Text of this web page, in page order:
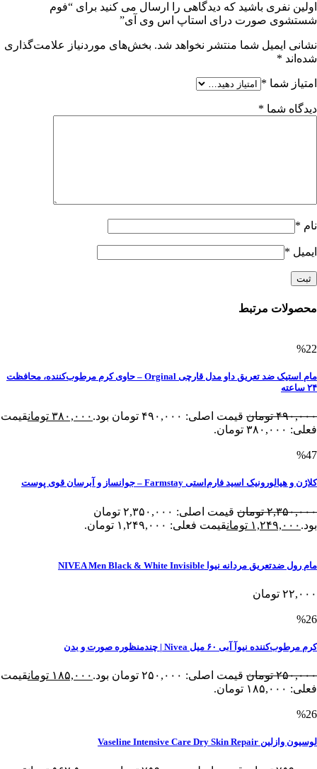
اولین نفری باشید که دیدگاهی را ارسال می کنید برای “فوم
شستشوی صورت درای استاپ اس وی آی”
نشانی ایمیل شما منتشر نخواهد شد. بخش‌های موردنیاز علامت‌گذاری
شده‌اند *
امتیاز شما *
دیدگاه شما *
نام *
ایمیل *
محصولات مرتبط
%22
مام استیک ضد تعریق داو مدل قارچی Orginal – حاوی کرم مرطوب‌کننده، محافظت
۲۴ ساعته
۴۹۰,۰۰۰ تومان قیمت اصلی: ۴۹۰,۰۰۰ تومان بود. ۳۸۰,۰۰۰ تومانقیمت
فعلی: ۳۸۰,۰۰۰ تومان.
%47
کلاژن و هیالورونیک اسید فارم‌استی Farmstay – جوانساز و آبرسان قوی پوست
۲,۳۵۰,۰۰۰ تومان
قیمت اصلی: ۲,۳۵۰,۰۰۰ تومان
بود. ۱,۲۴۹,۰۰۰ تومانقیمت فعلی: ۱,۲۴۹,۰۰۰ تومان.
مام رول ضدتعریق مردانه نیوا NIVEA Men Black & White Invisible
۲۲,۰۰۰ تومان
%26
کرم مرطوب‌کننده نیوآ آبی ۶۰ میل Nivea | چندمنظوره صورت و بدن
۲۵۰,۰۰۰ تومان قیمت اصلی: ۲۵۰,۰۰۰ تومان بود. ۱۸۵,۰۰۰ تومانقیمت
فعلی: ۱۸۵,۰۰۰ تومان.
%26
لوسیون وازلین Vaseline Intensive Care Dry Skin Repair